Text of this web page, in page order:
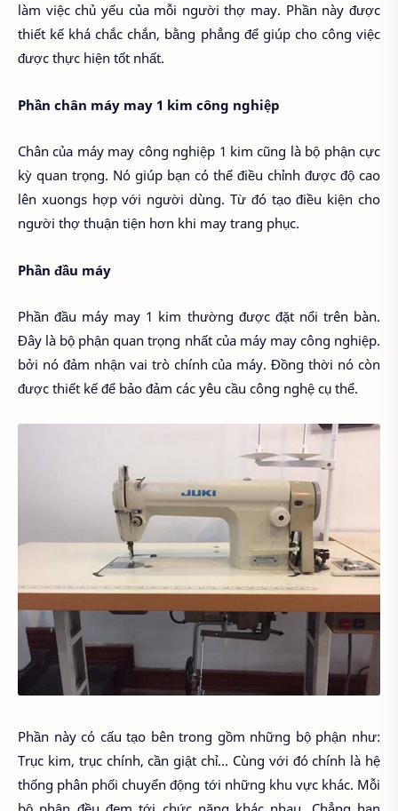
làm việc chủ yếu của mỗi người thợ may. Phần này được
thiết kế khá chắc chắn, bằng phẳng để giúp cho công việc
được thực hiện tốt nhất.
Phần chân máy may 1 kim công nghiệp
Chân của máy may công nghiệp 1 kim cũng là bộ phận cực
kỳ quan trọng. Nó giúp bạn có thể điều chỉnh được độ cao
lên xuongs hợp với người dùng. Từ đó tạo điều kiện cho
người thợ thuận tiện hơn khi may trang phục.
Phần đầu máy
Phần đầu máy may 1 kim thường được đặt nổi trên bàn.
Đây là bộ phận quan trọng nhất của máy may công nghiệp.
bởi nó đảm nhận vai trò chính của máy. Đồng thời nó còn
được thiết kế để bảo đảm các yêu cầu công nghệ cụ thể.
Phần này có cấu tạo bên trong gồm những bộ phận như:
Trục kim, trục chính, cần giật chỉ... Cùng với đó chính là hệ
thống phân phối chuyển động tới những khu vực khác. Mỗi